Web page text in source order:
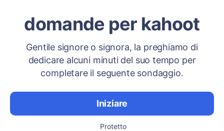
domande per kahoot
Gentile signore o signora, la preghiamo di
dedicare alcuni minuti del suo tempo per
completare il seguente sondaggio.
Iniziare
Protetto